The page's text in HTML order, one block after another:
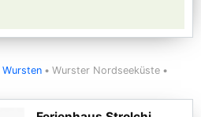
Wursten
Wurster Nordseeküste